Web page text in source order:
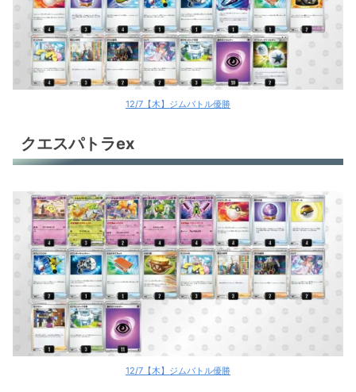
12/7【木】ジムバトル優勝
クエスパトラex
12/7【木】ジムバトル優勝